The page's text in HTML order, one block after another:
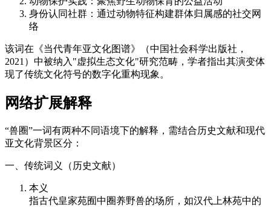
身份认同社群：通过动物特征构建群体归属感的社交网
络
该词在《当代青年亚文化图谱》（中国社会科学出版社，
2021）中被纳入"虚拟生态文化"研究范畴，学者指出其演变体
现了传统文化符号的数字化重构现象。
网络扩展解释
“兽圈”一词有两种不同语境下的解释，需结合历史文献和现代
亚文化背景区分：
一、传统词义（历史文献）
本义
指古代皇家苑囿中圈养野兽的场所，如汉代上林苑中的